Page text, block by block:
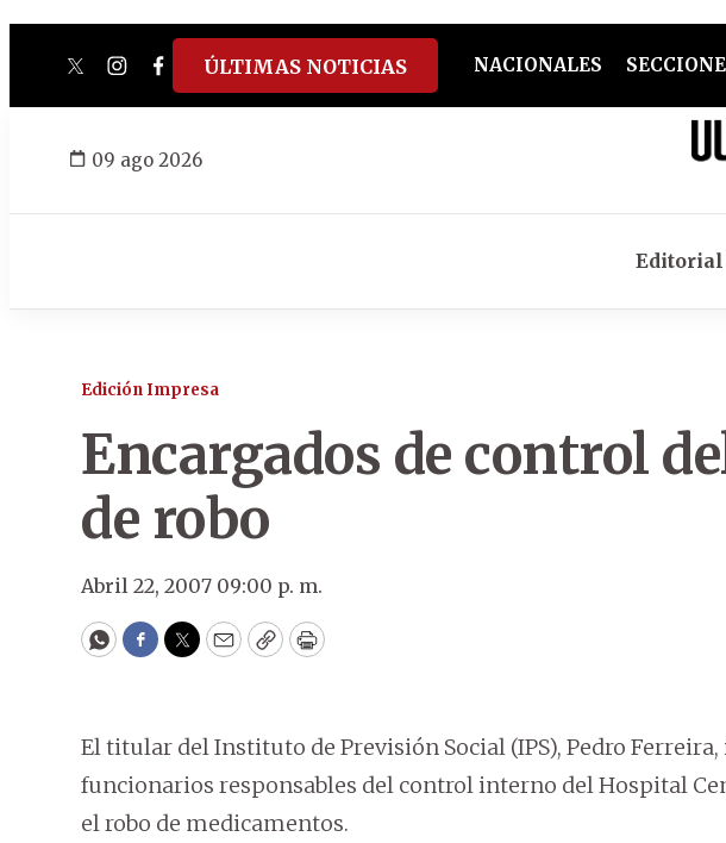
twitterinstagram
facebook
tiktokyoutube
spotify
ÚLTIMAS NOTICIAS NACIONALES
09 ago 2026
Editorial
Edición Impresa
Encargados de control
de robo
Abril 22, 2007 09:00 p. m.
WhatsApp
Facebook
Twitter
EmailCopyPrint
El titular del Instituto de Previsión Social (IPS), Pedro
funcionarios responsables del control interno del Hospital
el robo de medicamentos.